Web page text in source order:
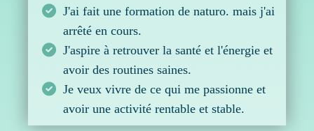
J'ai fait une formation de naturo. mais j'ai
arrêté en cours.
J'aspire à retrouver la santé et l'énergie et
avoir des routines saines.
Je veux vivre de ce qui me passionne et
avoir une activité rentable et stable.